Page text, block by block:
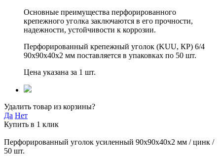
Основные преимущества перфорированного
крепежного уголка заключаются в его прочности,
надежности, устойчивости к коррозии.
Перфорированный крепежный уголок (KUU, КР) 6/4
90х90х40х2 мм поставляется в упаковках по 50 шт.
Цена указана за 1 шт.
Удалить товар из корзины?
Да Нет
Купить в 1 клик
Перфорированный уголок усиленный 90х90х40х2 мм / цинк /
50 шт.